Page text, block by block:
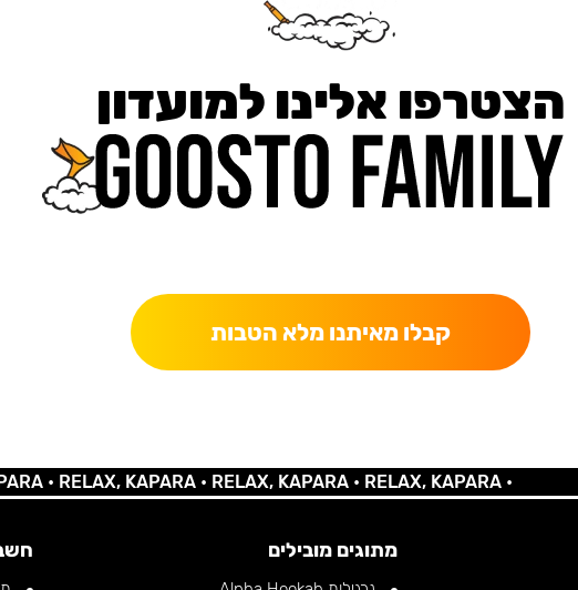
הצטרפו אלינו למועדון
קבלו מאיתנו מלא הטבות
•RELAX, KAPARA •RELAX, KAPARA •RELAX, KAPARA •
מתוגים מובילים